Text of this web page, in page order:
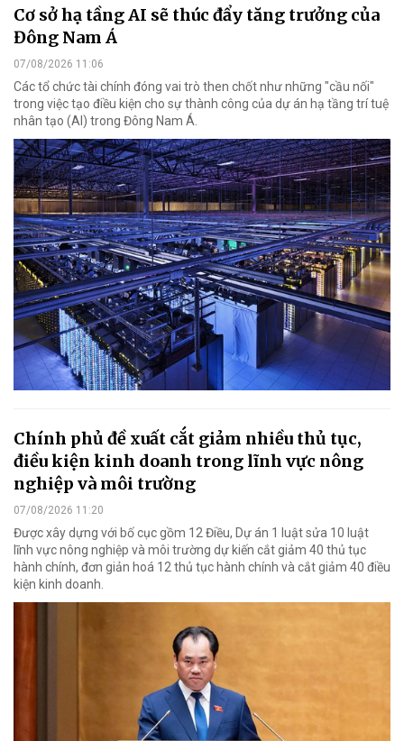
Cơ sở hạ tầng AI sẽ thúc đẩy tăng trưởng của
Đông Nam Á
07/08/2026 11:06
Các tổ chức tài chính đóng vai trò then chốt như những "cầu nối"
trong việc tạo điều kiện cho sự thành công của dự án hạ tầng trí tuệ
nhân tạo (AI) trong Đông Nam Á.
Chính phủ đề xuất cắt giảm nhiều thủ tục,
điều kiện kinh doanh trong lĩnh vực nông
nghiệp và môi trường
07/08/2026 11:20
Được xây dựng với bố cục gồm 12 Điều, Dự án 1 luật sửa 10 luật
lĩnh vực nông nghiệp và môi trường dự kiến cắt giảm 40 thủ tục
hành chính, đơn giản hoá 12 thủ tục hành chính và cắt giảm 40 điều
kiện kinh doanh.